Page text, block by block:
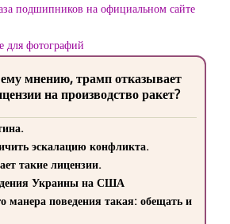
подшипников на официальном сайте
фотографий
мнению, трамп отказывает
на производство ракет?
эскалацию конфликта.
такие лицензии.
Украины на США
манера поведения такая: обещать и